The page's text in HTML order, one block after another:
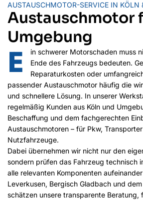
AUSTAUSCHMOTOR-SERVICE IN KÖLN
Austauschmotor
Umgebung
E
in schwerer Motorschaden muss
Ende des Fahrzeugs bedeuten.
Reparaturkosten oder
passender Austauschmotor häufig die
und schnellere Lösung. In unserer
regelmäßig Kunden aus Köln und
Beschaffung und dem fachgerechten
Austauschmotoren – für Pkw,
Nutzfahrzeuge.
Dabei übernehmen wir nicht nur den
sondern prüfen das Fahrzeug technisch
alle relevanten Komponenten
Leverkusen, Bergisch Gladbach und
schätzen unsere transparente